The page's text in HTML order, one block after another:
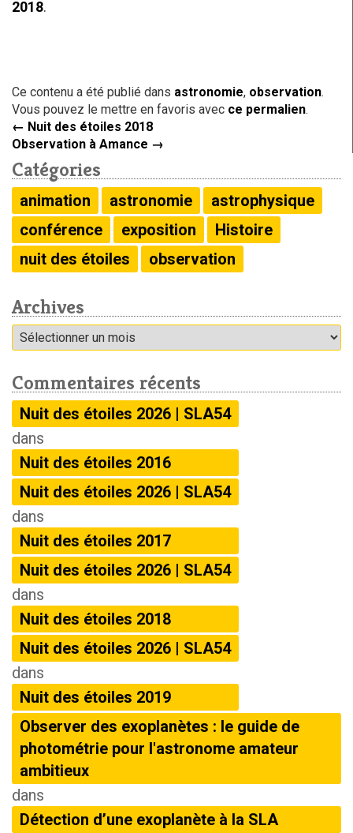
2018.
Ce contenu a été publié dans astronomie, observation.
Vous pouvez le mettre en favoris avec ce permalien.
← Nuit des étoiles 2018
Observation à Amance →
Catégories
animation astronomie
astrophysique
conférence
exposition
Histoire
nuit des étoiles
observation
Archives
Archives
Commentaires récents
Nuit des étoiles 2026 | SLA54
dans
Nuit des étoiles 2016
Nuit des étoiles 2026 | SLA54
dans
Nuit des étoiles 2017
Nuit des étoiles 2026 | SLA54
dans
Nuit des étoiles 2018
Nuit des étoiles 2026 | SLA54
dans
Nuit des étoiles 2019
Observer des exoplanètes : le guide de
photométrie pour l'astronome amateur
ambitieux
dans
Détection d’une exoplanète à la SLA